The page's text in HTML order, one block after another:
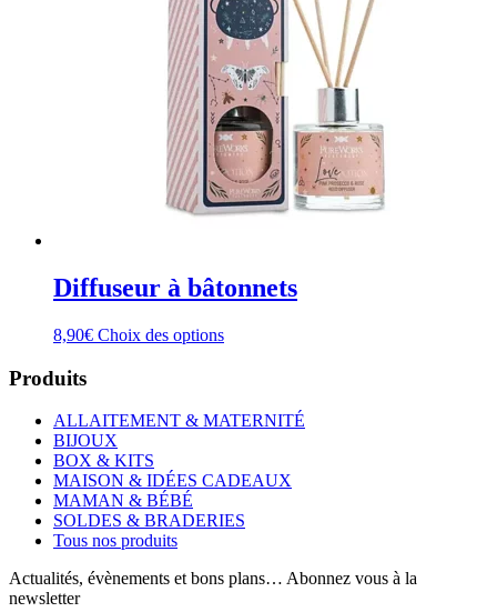
Diffuseur à bâtonnets
8,90€ Choix des optionsCe
variations.
Les
peuvent
être
choisies
sur
page
du
Produits
ALLAITEMENT & MATERNITÉ
BIJOUX
BOX & KITS
MAISON & IDÉES CADEAUX
MAMAN & BÉBÉ
SOLDES & BRADERIES
Tous nos produits
Actualités, évènements et bons plans… Abonnez vous à la
newsletter